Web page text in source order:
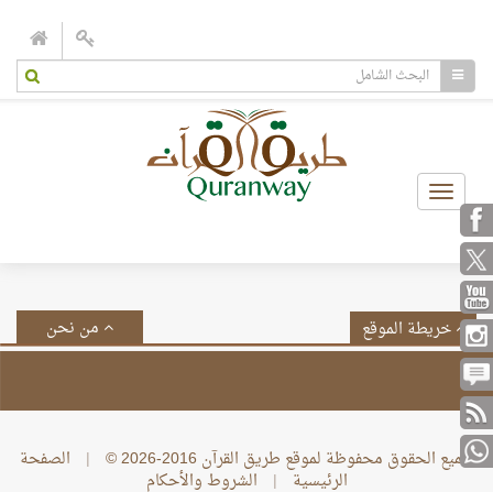
Toggle
navigation
من نحن خريطة الموقع
جميع الحقوق محفوظة لموقع طريق القرآن 2016-2026 © | الصفحة
الرئيسية | الشروط والأحكام